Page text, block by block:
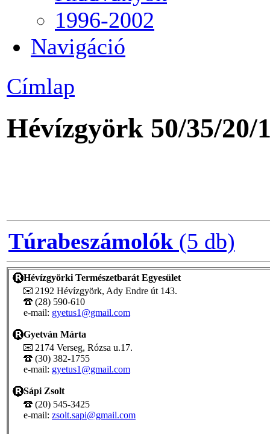
1996-2002
Navigáció
Címlap
Hévízgyörk 50/35/20/
Túrabeszámolók (5 db)
Hévízgyörki Természetbarát Egyesület
2192 Hévízgyörk, Ady Endre út 143.
(28) 590-610
e-mail: gyetus1@gmail.com
Gyetván Márta
2174 Verseg, Rózsa u.17.
(30) 382-1755
e-mail: gyetus1@gmail.com
Sápi Zsolt
(20) 545-3425
e-mail: zsolt.sapi@gmail.com